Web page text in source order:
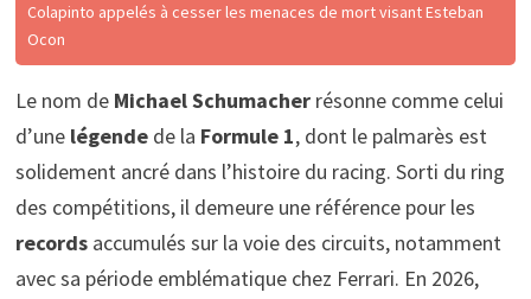
Colapinto appelés à cesser les menaces de mort visant Esteban
Ocon
Le nom de Michael Schumacherrésonne comme celui
d’une légendede la Formule 1, dont le palmarès est
solidement ancré dans l’histoire du racing. Sorti du ring
des compétitions, il demeure une référence pour les
recordsaccumulés sur la voie des circuits, notamment
avec sa période emblématique chez Ferrari. En 2026,